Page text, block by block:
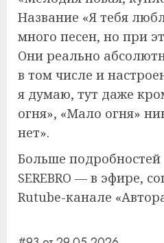
Название «Я тебя
много песен, но при
Они реально
в том числе и
я думаю, тут даже
огня», «Мало огня»
нет».
Больше
SEREBRO — в эфире,
Rutube-канале